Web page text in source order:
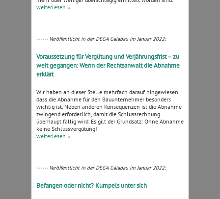
weiterlesen »
------ Veröffentlicht in der DEGA Galabau im Januar 2022:
Voraussetzung für Vergütung und Verjährungsfrist – zu
weit gegangen: Wenn der Rechtsanwalt die Abnahme
erklärt
Wir haben an dieser Stelle mehrfach darauf hingewiesen,
dass die Abnahme für den Bauunternehmer besonders
wichtig ist. Neben anderen Konsequenzen ist die Abnahme
zwingend erforderlich, damit die Schlussrechnung
überhaupt fällig wird. Es gilt der Grundsatz: Ohne Abnahme
keine Schlussvergütung!
weiterlesen »
------ Veröffentlicht in der DEGA Galabau im Januar 2022:
Befangen oder nicht? Kumpels unter sich